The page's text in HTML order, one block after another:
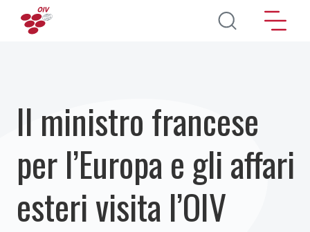
Salta al contenuto principale
Il ministro francese
per l’Europa e gli affari
esteri visita l’OIV